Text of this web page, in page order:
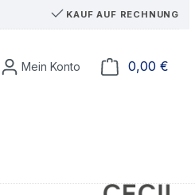
KAUF AUF RECHNUNG
Merkzettel 0,00 €